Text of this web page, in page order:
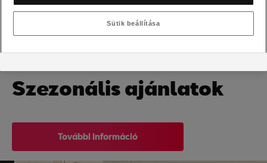
Szezonális ajánlatok
További információ
Sütik beállítása